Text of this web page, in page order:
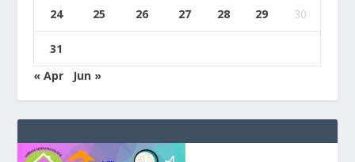
24 25 26 27 28 29 30
31
« Apr
Jun »